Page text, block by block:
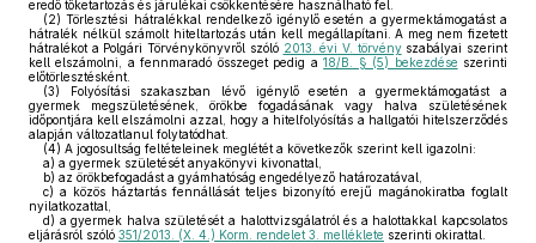
eredő tőketartozás és járulékai csökkentésére használható fel.
(2) Törlesztési hátralékkal rendelkező igénylő esetén a gyermektámogatást a
hátralék nélkül számolt hiteltartozás után kell megállapítani. A meg nem fizetett
hátralékot a Polgári Törvénykönyvről szóló 2013. évi V. törvényszabályai szerint
kell elszámolni, a fennmaradó összeget pedig a18/B. § (5) bekezdése szerinti
előtörlesztésként.
(3) Folyósítási szakaszban lévő igénylő esetén a gyermektámogatást a
gyermek megszületésének, örökbe fogadásának vagy halva születésének
időpontjára kell elszámolni azzal, hogy a hitelfolyósítás a hallgatói hitelszerződés
alapján változatlanul folytatódhat.
(4) A jogosultság feltételeinek meglétét a következők szerint kell igazolni:
a) a gyermek születését anyakönyvi kivonattal,
b) az örökbefogadást a gyámhatóság engedélyező határozatával,
c) a közös háztartás fennállását teljes bizonyító erejű magánokiratba foglalt
nyilatkozattal,
d) a gyermek halva születését a halottvizsgálatról és a halottakkal kapcsolatos
eljárásról szóló 351/2013. (X. 4.) Korm. rendelet 3. melléklete szerinti okirattal.